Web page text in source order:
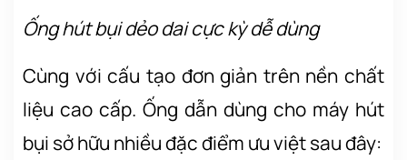
Ống hút bụi dẻo dai cực kỳ dễ dùng
Cùng với cấu tạo đơn giản trên nền chất
liệu cao cấp. Ống dẫn dùng cho máy hút
bụi sở hữu nhiều đặc điểm ưu việt sau đây: